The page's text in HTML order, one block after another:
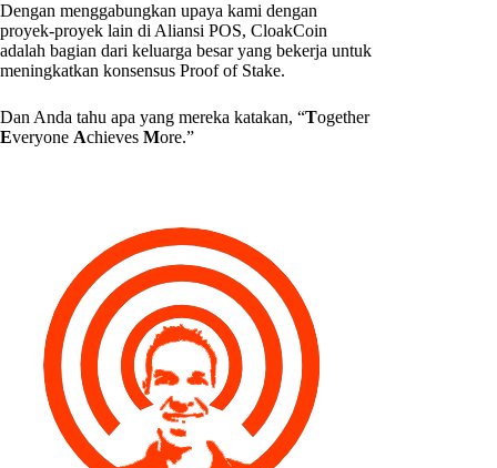
Dengan menggabungkan upaya kami dengan
proyek-proyek lain di Aliansi POS, CloakCoin
adalah bagian dari keluarga besar yang bekerja untuk
meningkatkan konsensus Proof of Stake.
Dan Anda tahu apa yang mereka katakan, “Together
Everyone Achieves More.”